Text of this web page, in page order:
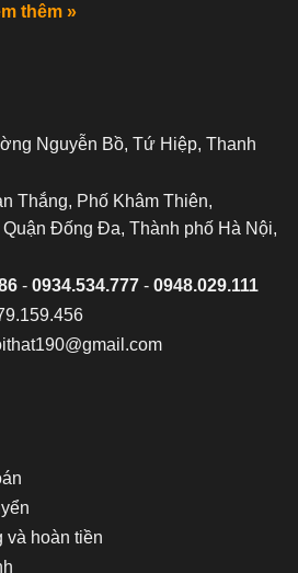
thêm »
Nguyễn Bồ, Tứ Hiệp, Thanh
Thắng, Phố Khâm Thiên,
Đống Đa, Thành phố Hà Nội,
- 0934.534.777- 0948.029.111
và hoàn tiền